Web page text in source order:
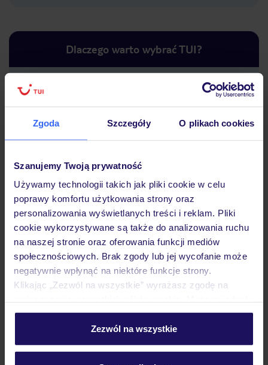
Zgoda Szczegóły O plikach cookies
Szanujemy Twoją prywatność
Używamy technologii takich jak pliki cookie w celu
poprawy komfortu użytkowania strony oraz
personalizowania wyświetlanych treści i reklam. Pliki
cookie wykorzystywane są także do analizowania ruchu
na naszej stronie oraz oferowania funkcji mediów
społecznościowych. Brak zgody lub jej wycofanie może
negatywnie wpłynąć na niektóre funkcje strony.
Klikając „Zezwól na wszystkie” wyrażasz zgodę na
personalizować swój wybór wchodząc w zakładkę
Szczegółowe informacje o plikach cookie znajdziesz
Zezwól na wszystkie
Dlaczego warto wybrać TUI?
podróży w Polsce
Hotel
Opinie
Pokoje